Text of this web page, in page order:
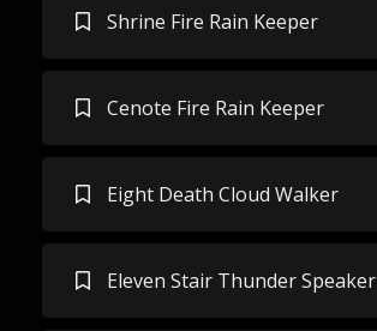
Shrine Fire Rain Keeper
Cenote Fire Rain Keeper
Eight Death Cloud Walker
Eleven Stair Thunder Speaker